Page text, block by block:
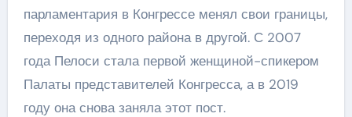
парламентария в Конгрессе менял свои границы,
переходя из одного района в другой. С 2007
года Пелоси стала первой женщиной-спикером
Палаты представителей Конгресса, а в 2019
году она снова заняла этот пост.